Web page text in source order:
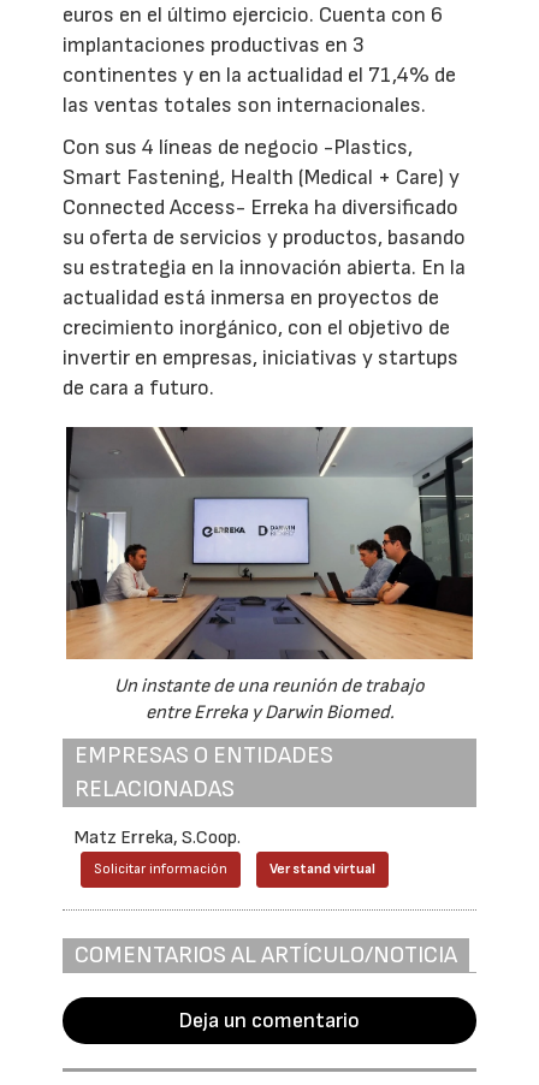
euros en el último ejercicio. Cuenta con 6
implantaciones productivas en 3
continentes y en la actualidad el 71,4% de
las ventas totales son internacionales.
Con sus 4 líneas de negocio -Plastics,
Smart Fastening, Health (Medical + Care) y
Connected Access- Erreka ha diversificado
su oferta de servicios y productos, basando
su estrategia en la innovación abierta. En la
actualidad está inmersa en proyectos de
crecimiento inorgánico, con el objetivo de
invertir en empresas, iniciativas y startups
de cara a futuro.
Un instante de una reunión de trabajo
entre Erreka y Darwin Biomed.
EMPRESAS O ENTIDADES
RELACIONADAS
Matz Erreka, S.Coop.
Solicitar información Ver stand virtual
COMENTARIOS AL ARTÍCULO/NOTICIA
Deja un comentario